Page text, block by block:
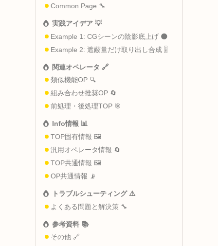
Common Page 🔧
実践アイデア 💡
Example 1: CGシーンの陰影底上げ 🌑
Example 2: 遮蔽量だけ取り出し合成 🎚️
関連オペレータ 🔗
類似機能OP 🔍
組み合わせ推奨OP 🔄
前処理・後処理TOP 🎯
Info情報 📊
TOP固有情報 🖼️
汎用オペレータ情報 🔄
TOP共通情報 🖼️
OP共通情報 📡
トラブルシューティング ⚠️
よくある問題と解決策 🔧
参考資料 📚
その他 🔗